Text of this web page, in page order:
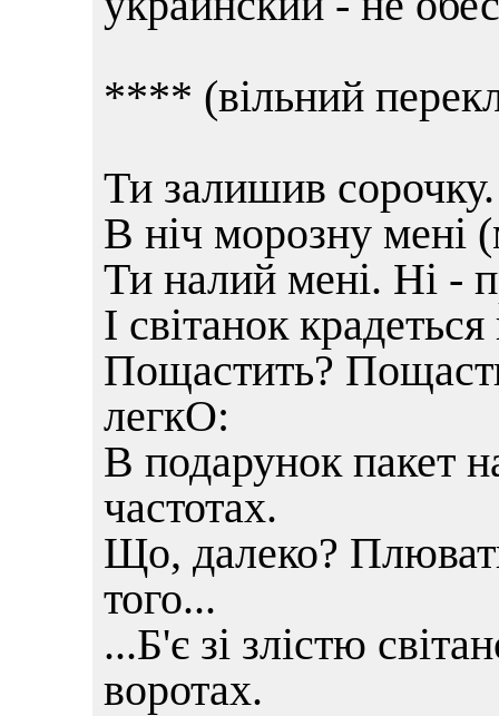
**** (вільний
Ти залишив
В ніч морозну мені
Ти налий мені. Ні -
І світанок
Пощастить?
легкО:
В подарунок пакет
частотах.
Що, далеко?
того...
...Б'є зі злістю
воротах.